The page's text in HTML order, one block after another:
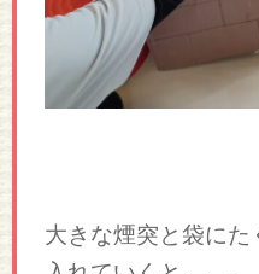
大きな煙突と袋に